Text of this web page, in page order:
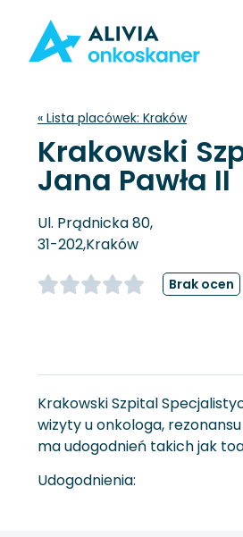
« Lista placówek: Kraków
Krakowski
Jana Pawła II
Ul. Prądnicka 80,
31-202,Kraków
Brak ocen
Krakowski Szpital
wizyty u onkologa,
ma udogodnień takich jak
Udogodnienia: